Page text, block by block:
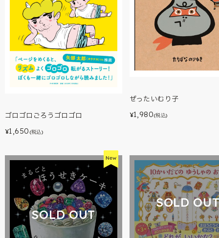
ゴロゴロごろうゴロゴロ
¥1,650 (税込)
ぜったいむり子
¥1,980(税込)
SOLD OUT
SOLD